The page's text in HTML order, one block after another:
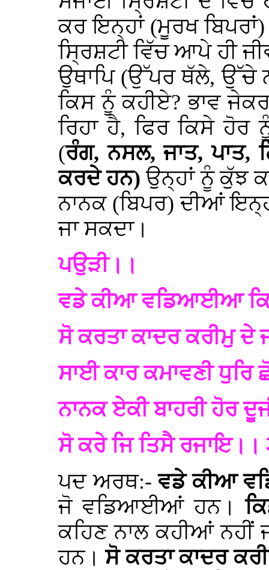
ਕਰ ਇਨ੍ਹਾਂ (ਮੂਰਖ
ਸ੍ਰਿਸ਼ਟੀ ਵਿੱਚ ਆਪੇ ਹੀ
ਉਥਾਪਿ (ਉੱਪਰ ਥੱਲੇ, ਉੱਚੇ
ਕਿਸ ਨੂੰ ਕਹੀਏ? ਭਾਵ
ਰਿਹਾ ਹੈ, ਫਿਰ ਕਿਸੇ ਹੋਰ
(ਰੰਗ, ਨਸਲ, ਜਾਤ, ਪਾਤ,
ਕਰਦੇ ਹਨ)ਉਨ੍ਹਾਂ ਨੂੰ ਕੁੱਝ
ਨਾਨਕ (ਬਿਪਰ) ਦੀਆਂ
ਜਾ ਸਕਦਾ।
ਪਉੜੀ।।
ਵਡੇ ਕੀਆ ਵਡਿਆਈਆ
ਸੋ ਕਰਤਾ ਕਾਦਰ ਕਰੀਮੁ ਦੇ
ਸਾਈ ਕਾਰ ਕਮਾਵਣੀ ਧੁਰਿ
ਨਾਨਕ ਏਕੀ ਬਾਹਰੀ ਹੋਰ
ਸੋ ਕਰੇ ਜਿ ਤਿਸੈ
ਪਦ ਅਰਥ:-ਵਡੇ ਕੀਆ
ਜੋ ਵਡਿਆਈਆਂ ਹਨ।
ਕਹਿਣ ਨਾਲ ਕਹੀਆਂ ਨਹੀਂ
ਹਨ।ਸੋ ਕਰਤਾ ਕਾਦਰ